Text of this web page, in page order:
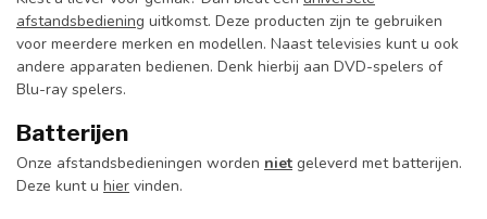
afstandsbediening uitkomst. Deze producten zijn te gebruiken
voor meerdere merken en modellen. Naast televisies kunt u ook
andere apparaten bedienen. Denk hierbij aan DVD-spelers of
Blu-ray spelers.
Batterijen
Onze afstandsbedieningen worden niet geleverd met batterijen.
Deze kunt u hier vinden.